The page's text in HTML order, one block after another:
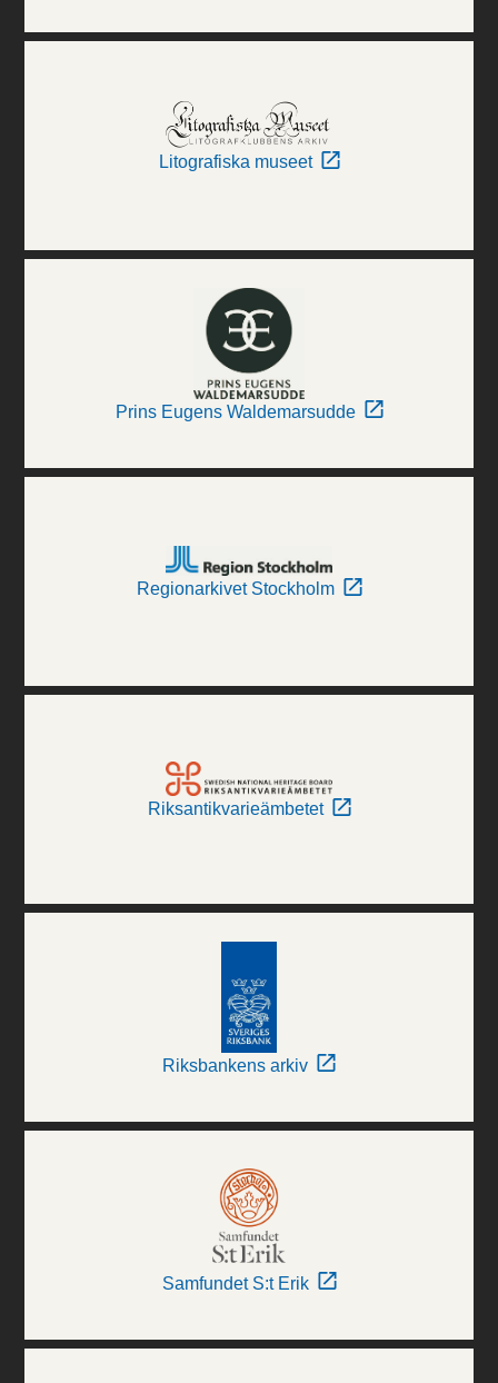
Litografiska museet
Prins Eugens Waldemarsudde
Regionarkivet Stockholm
Riksantikvarieämbetet
Riksbankens arkiv
Samfundet S:t Erik